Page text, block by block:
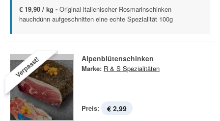
€ 19,90 / kg - Original italienischer Rosmarinschinken
hauchdünn aufgeschnitten eine echte Spezialität 100g
Verpasst! Alpenblütenschinken
Marke: R & S Spezialitäten
Preis: € 2,99